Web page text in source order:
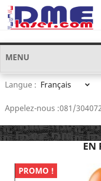
MENU
Langue :
Appelez-nous :081/
EN
PROMO !